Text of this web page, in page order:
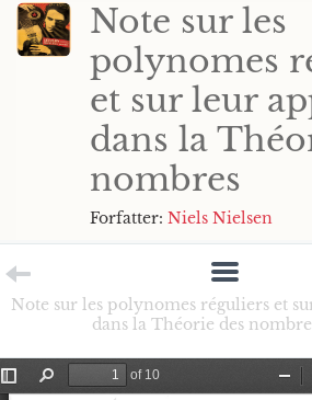
Note sur les
polynomes
et sur leur
dans la
nombres
Forfatter: Niels Nielsen
Note sur les polynomes réguliers et
dans la Théorie des